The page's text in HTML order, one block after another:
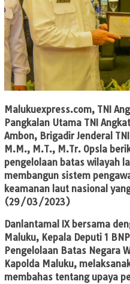
Malukuexpress.com, TNI
Pangkalan Utama TNI
Ambon, Brigadir Jenderal
M.M., M.T., M.Tr. Opsla
pengelolaan batas wilayah
membangun sistem
keamanan laut nasional
(29/03/2023)
Danlantamal IX bersama
Maluku, Kepala Deputi 1
Pengelolaan Batas Negara
Kapolda Maluku,
membahas tentang upaya